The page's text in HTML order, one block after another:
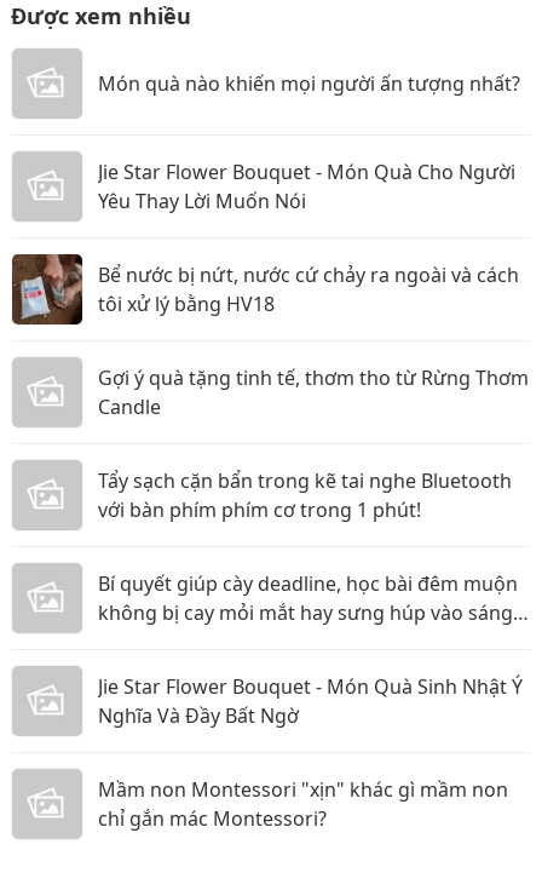
Được xem nhiều
Món quà nào khiến mọi người ấn tượng nhất?
Jie Star Flower Bouquet - Món Quà Cho Người
Yêu Thay Lời Muốn Nói
Bể nước bị nứt, nước cứ chảy ra ngoài và cách
tôi xử lý bằng HV18
Gợi ý quà tặng tinh tế, thơm tho từ Rừng Thơm
Candle
Tẩy sạch cặn bẩn trong kẽ tai nghe Bluetooth
với bàn phím phím cơ trong 1 phút!
Bí quyết giúp cày deadline, học bài đêm muộn
không bị cay mỏi mắt hay sưng húp vào sáng
Jie Star Flower Bouquet - Món Quà Sinh Nhật Ý
Nghĩa Và Đầy Bất Ngờ
Mầm non Montessori "xịn" khác gì mầm non
chỉ gắn mác Montessori?